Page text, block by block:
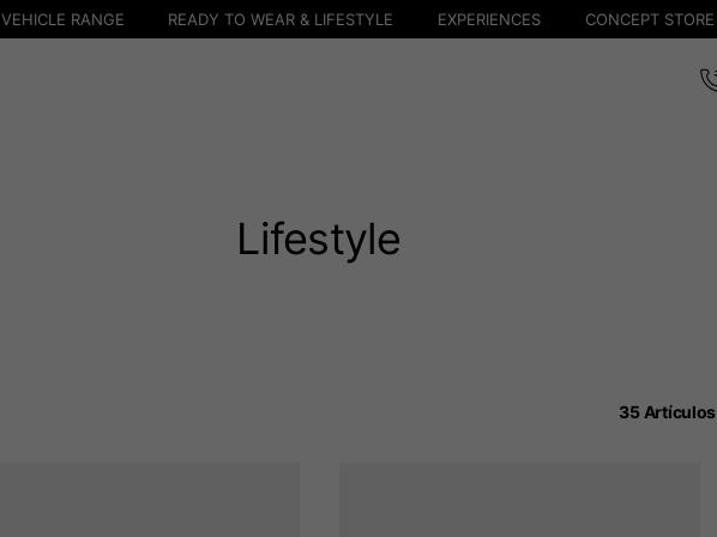
VEHICLE RANGE READY TO WEAR & LIFESTYLE EXPERIENCES CONCEPT STORE
Lifestyle
35 Artículos